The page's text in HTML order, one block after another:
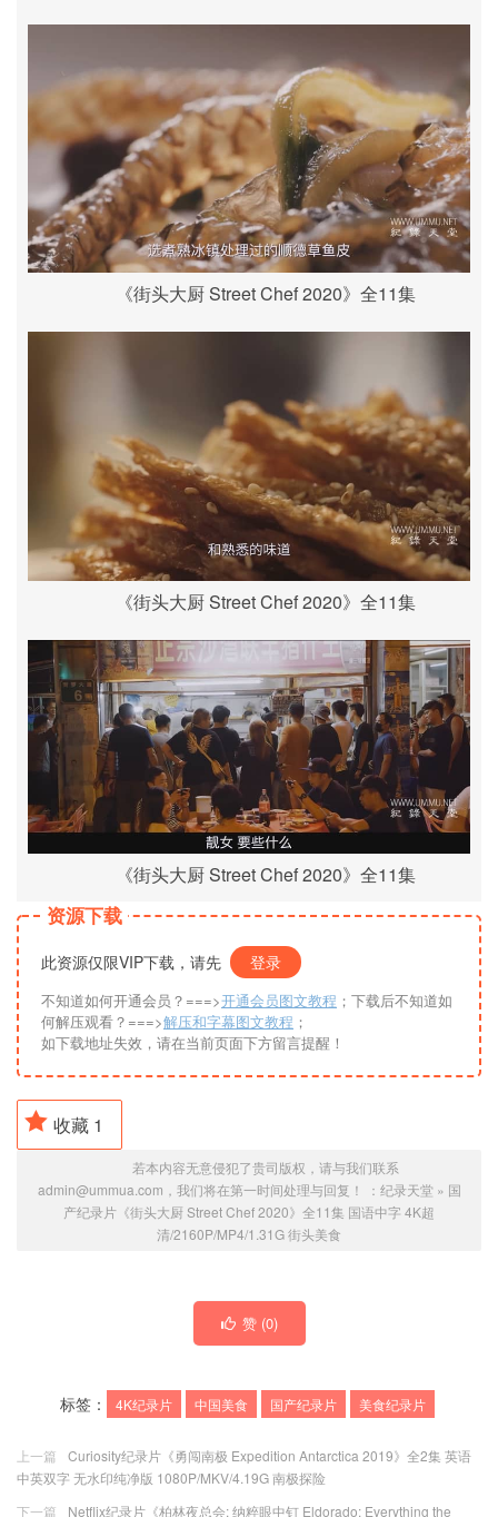
《街头大厨 Street Chef 2020》全11集
《街头大厨 Street Chef 2020》全11集
《街头大厨 Street Chef 2020》全11集
资源下载
此资源仅限VIP下载，请先 登录
不知道如何开通会员？===>开通会员图文教程 ；下载后不知道如
何解压观看？===>解压和字幕图文教程 ；
如下载地址失效，请在当前页面下方留言提醒！
收藏 1
若本内容无意侵犯了贵司版权，请与我们联系
admin@ummua.com，我们将在第一时间处理与回复！ ： 纪录天堂» 国
产纪录片《街头大厨 Street Chef 2020》全11集 国语中字 4K超
清/2160P/MP4/1.31G 街头美食
赞 (0)
标签： 4K纪录片 中国美食 国产纪录片 美食纪录片
上一篇
Curiosity纪录片《勇闯南极 Expedition Antarctica 2019》全2集 英语
中英双字 无水印纯净版 1080P/MKV/4.19G 南极探险
下一篇
Netflix纪录片《柏林夜总会: 纳粹眼中钉 Eldorado: Everything the